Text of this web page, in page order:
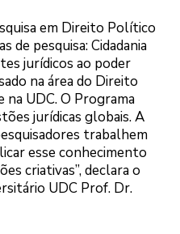
em Direito Político
de pesquisa: Cidadania
jurídicos ao poder
na área do Direito
na UDC. O Programa
jurídicas globais. A
trabalhem
esse conhecimento
criativas”, declara o
UDC Prof. Dr.